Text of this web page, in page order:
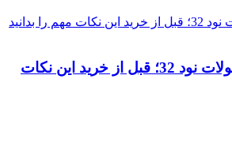
را بدانید
راهنمای خرید محصولات نود 32؛ قبل از خرید این نکات